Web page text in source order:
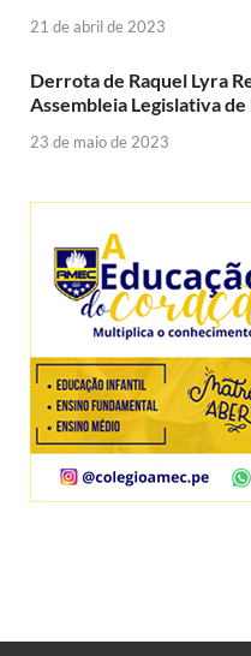
21 de abril de 2023
Derrota de Raquel Lyra
Assembleia Legislativa
23 de maio de 2023